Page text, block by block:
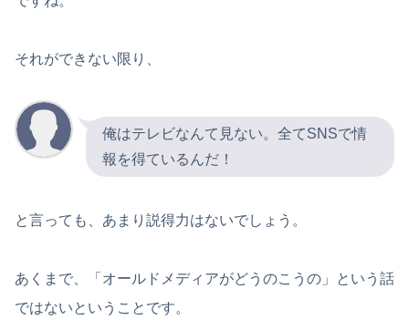
それができない限り、
俺はテレビなんて見ない。全てSNSで情
報を得ているんだ！
と言っても、あまり説得力はないでしょう。
あくまで、「オールドメディアがどうのこうの」という話
ではないということです。